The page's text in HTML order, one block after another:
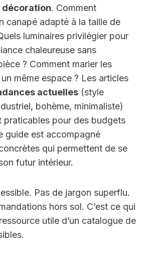
décoration. Comment
canapé adapté à la taille de
luminaires privilégier pour
chaleureuse sans
? Comment marier les
même espace ? Les articles
actuelles (style
bohème, minimaliste)
praticables pour des budgets
guide est accompagné
qui permettent de se
futur intérieur.
Pas de jargon superflu.
hors sol. C’est ce qui
utile d’un catalogue de